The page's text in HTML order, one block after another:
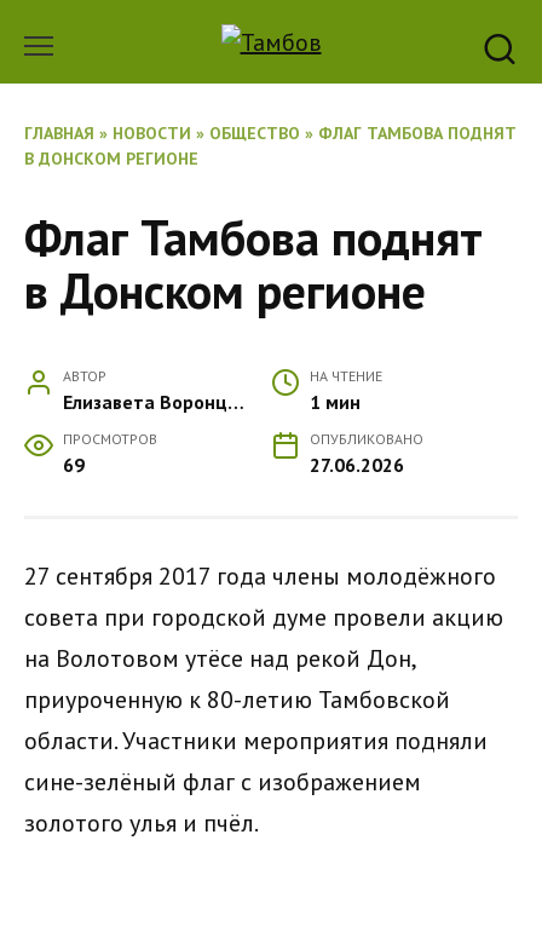
содержанию
ГЛАВНАЯ » НОВОСТИ » ОБЩЕСТВО » ФЛАГ ТАМБОВА ПОДНЯТ
В ДОНСКОМ РЕГИОНЕ
Флаг Тамбова поднят
в Донском регионе
АВТОР
Елизавета Воронцова
НА ЧТЕНИЕ
1 мин
ПРОСМОТРОВ
69
ОПУБЛИКОВАНО
27.06.2026
27 сентября 2017 года члены молодёжного
совета при городской думе провели акцию
на Волотовом утёсе над рекой Дон,
приуроченную к 80-летию Тамбовской
области. Участники мероприятия подняли
сине-зелёный флаг с изображением
золотого улья и пчёл.